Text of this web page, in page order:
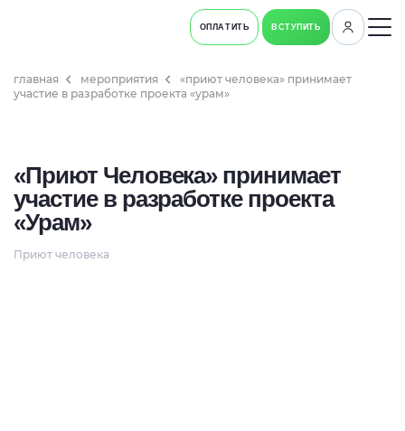
ОПЛАТИТЬ ВСТУПИТЬ
главная мероприятия
«приют человека» принимает
участие в разработке проекта «урам»
«Приют Человека» принимает
участие в разработке проекта
«Урам»
Приют человека